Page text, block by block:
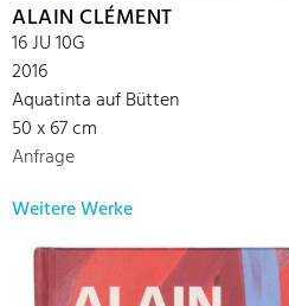
ALAIN CLÉMENT
16 JU 10G
2016
Aquatinta auf Bütten
50 x 67 cm
Anfrage
Weitere Werke